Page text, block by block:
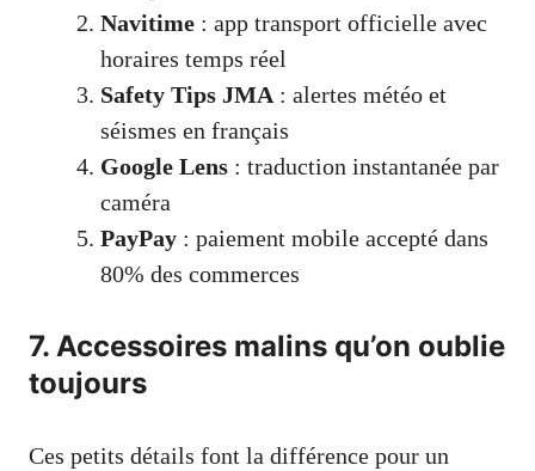
Navitime : app transport officielle avec
horaires temps réel
Safety Tips JMA : alertes météo et
séismes en français
Google Lens : traduction instantanée par
caméra
PayPay : paiement mobile accepté dans
80% des commerces
7. Accessoires malins qu’on oublie
toujours
Ces petits détails font la différence pour un